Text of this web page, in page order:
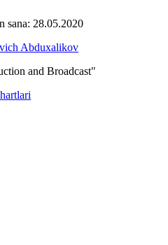
sana: 28.05.2020
Abduxalikov
and Broadcast"